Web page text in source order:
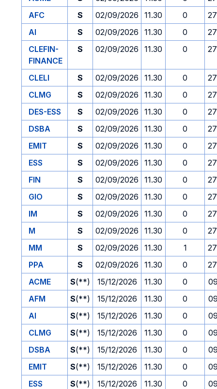
AFC
S 02/09/2026 11.30 0
AI
S 02/09/2026 11.30 0
CLEFIN-
FINANCE
S 02/09/2026 11.30 0
CLELI S 02/09/2026 11.30 0
CLMG
S 02/09/2026 11.30 0
DES-ESS
S 02/09/2026 11.30 0
DSBA
S 02/09/2026 11.30 0
EMIT
S 02/09/2026 11.30 0
ESS
S 02/09/2026 11.30 0
FIN
S 02/09/2026 11.30 0
GIO
S 02/09/2026 11.30 0
IM
S 02/09/2026 11.30 0
M
S 02/09/2026 11.30 0
MM
S 02/09/2026 11.30 1
PPA
S 02/09/2026 11.30 0
ACME
S(**) 15/12/2026 11.30 0
AFM
S(**) 15/12/2026 11.30 0
AI
S(**) 15/12/2026 11.30 0
CLMG
S(**) 15/12/2026 11.30 0
DSBA
S(**) 15/12/2026 11.30 0
EMIT
S(**) 15/12/2026 11.30 0
ESS
S(**) 15/12/2026 11.30 0